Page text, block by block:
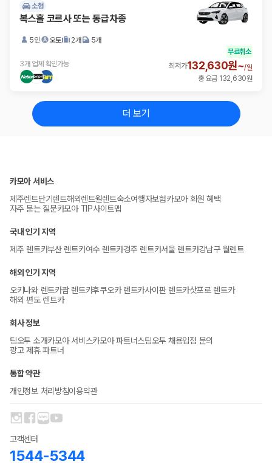
소형
복스홀 코르사 또는 동급차종
5인 오토 2개 5개
3개 업체 확인가능
무료취소
최저가132,630원~/일
총 요금 132,630원
더 보기
카모아 서비스
제주렌트단기렌트해외렌트월렌트숙소여행자보험카모아 회원 혜택
자주 묻는 질문카모아 TIP사이트맵
국내 인기 지역
제주 렌트카부산 렌트카여수 렌트카경주 렌트카서울 렌트카강남구 월렌트
해외 인기 지역
오키나와 렌트카괌 렌트카후쿠오카 렌트카사이판 렌트카삿포로 렌트카
해외 편도 렌트카
회사 정보
팀오투 소개카모아 서비스카모아 파트너스팀오투 채용입점 문의
광고 제휴 파트너
통합 약관
개인정보 처리방침이용약관
고객센터
1544-5344